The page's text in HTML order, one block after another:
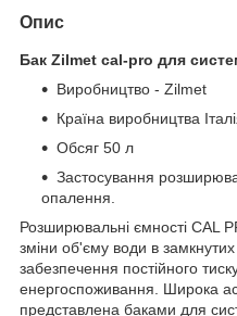
Опис
Бак Zilmet cal-pro для
Виробництво - Zilmet
Країна виробництва
Обсяг 50 л
Застосування
опалення.
Розширювальні ємності CAL
зміни об'єму води в
забезпечення постійного
енергоспоживання. Широка
представлена баками для